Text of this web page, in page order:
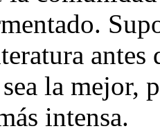
antes
la mejor,
intensa.